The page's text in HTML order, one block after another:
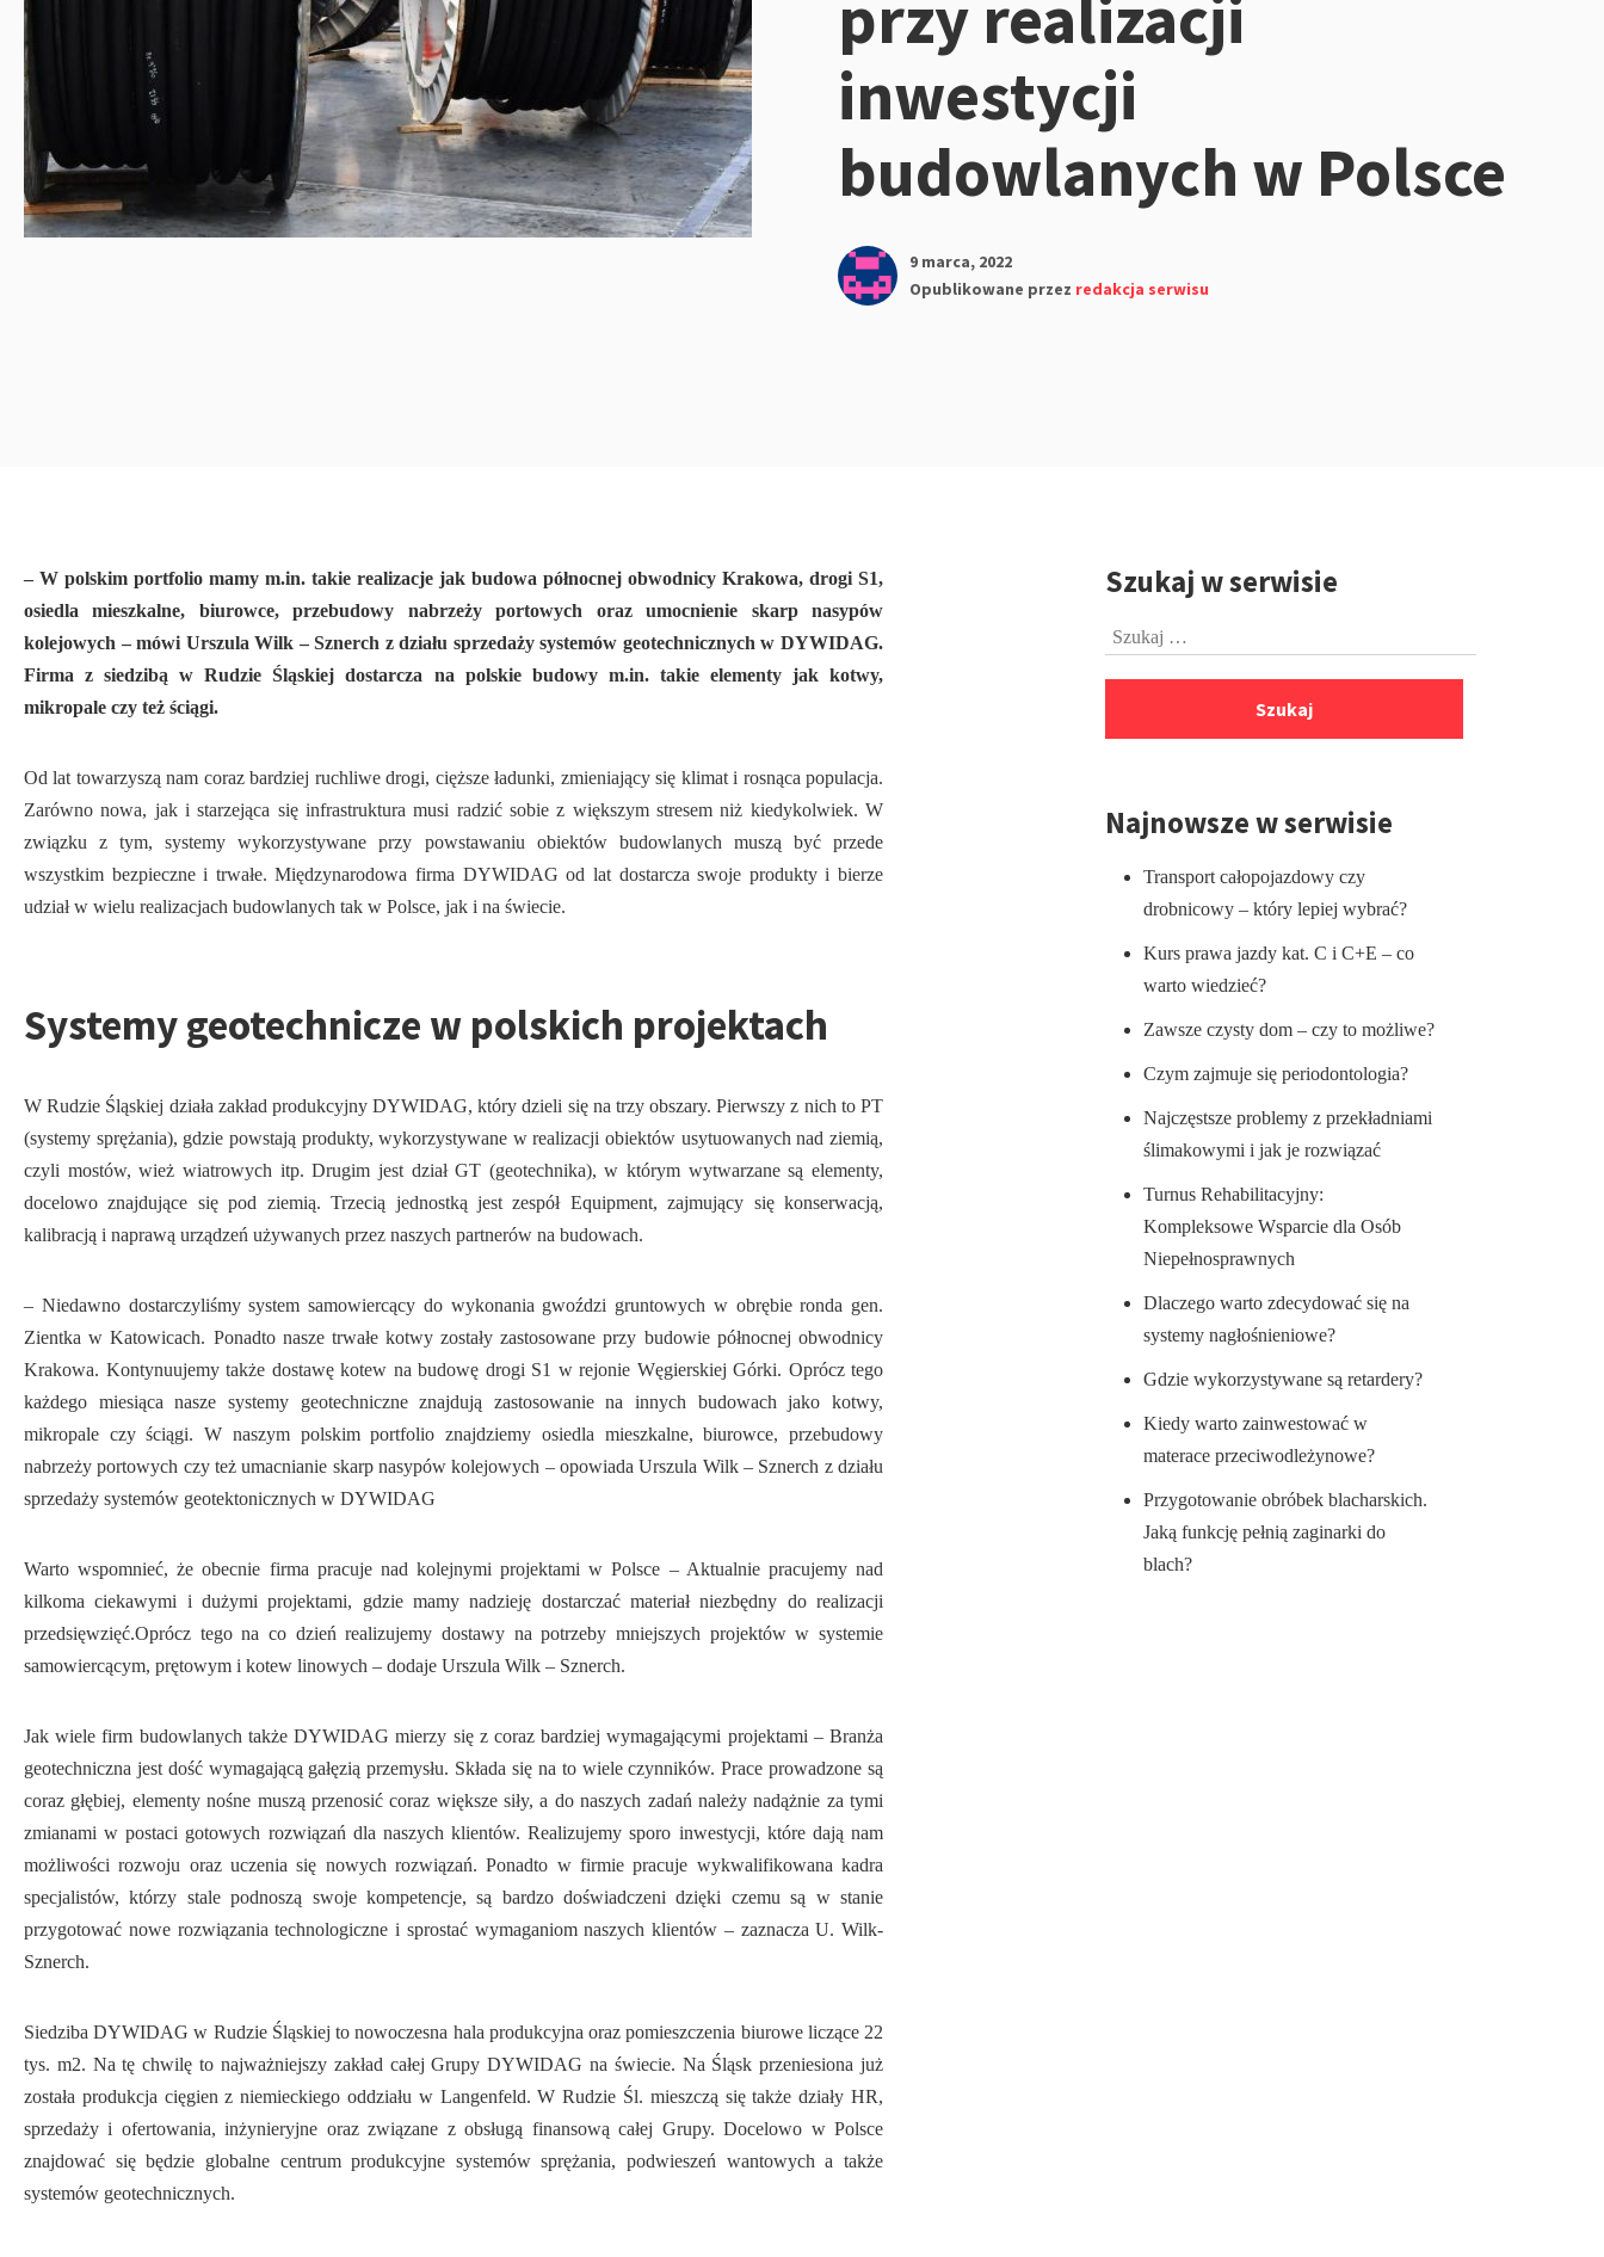
przy realizacji
inwestycji
budowlanych w Polsce
9 marca, 2022
Opublikowane przez redakcja serwisu
– W polskim portfolio mamy m.in. takie realizacje jak budowa północnej obwodnicy Krakowa, drogi S1,
osiedla mieszkalne, biurowce, przebudowy nabrzeży portowych oraz umocnienie skarp nasypów
kolejowych – mówi Urszula Wilk – Sznerch z działu sprzedaży systemów geotechnicznych w DYWIDAG.
Firma z siedzibą w Rudzie Śląskiej dostarcza na polskie budowy m.in. takie elementy jak kotwy,
mikropale czy też ściągi.
Od lat towarzyszą nam coraz bardziej ruchliwe drogi, cięższe ładunki, zmieniający się klimat i rosnąca populacja.
Zarówno nowa, jak i starzejąca się infrastruktura musi radzić sobie z większym stresem niż kiedykolwiek. W
związku z tym, systemy wykorzystywane przy powstawaniu obiektów budowlanych muszą być przede
wszystkim bezpieczne i trwałe. Międzynarodowa firma DYWIDAG od lat dostarcza swoje produkty i bierze
udział w wielu realizacjach budowlanych tak w Polsce, jak i na świecie.
Systemy geotechnicze w polskich projektach
W Rudzie Śląskiej działa zakład produkcyjny DYWIDAG, który dzieli się na trzy obszary. Pierwszy z nich to PT
(systemy sprężania), gdzie powstają produkty, wykorzystywane w realizacji obiektów usytuowanych nad ziemią,
czyli mostów, wież wiatrowych itp. Drugim jest dział GT (geotechnika), w którym wytwarzane są elementy,
docelowo znajdujące się pod ziemią. Trzecią jednostką jest zespół Equipment, zajmujący się konserwacją,
kalibracją i naprawą urządzeń używanych przez naszych partnerów na budowach.
– Niedawno dostarczyliśmy system samowiercący do wykonania gwoździ gruntowych w obrębie ronda gen.
Zientka w Katowicach. Ponadto nasze trwałe kotwy zostały zastosowane przy budowie północnej obwodnicy
Krakowa. Kontynuujemy także dostawę kotew na budowę drogi S1 w rejonie Węgierskiej Górki. Oprócz tego
każdego miesiąca nasze systemy geotechniczne znajdują zastosowanie na innych budowach jako kotwy,
mikropale czy ściągi. W naszym polskim portfolio znajdziemy osiedla mieszkalne, biurowce, przebudowy
nabrzeży portowych czy też umacnianie skarp nasypów kolejowych – opowiada Urszula Wilk – Sznerch z działu
sprzedaży systemów geotektonicznych w DYWIDAG
Warto wspomnieć, że obecnie firma pracuje nad kolejnymi projektami w Polsce – Aktualnie pracujemy nad
kilkoma ciekawymi i dużymi projektami, gdzie mamy nadzieję dostarczać materiał niezbędny do realizacji
przedsięwzięć.Oprócz tego na co dzień realizujemy dostawy na potrzeby mniejszych projektów w systemie
samowiercącym, prętowym i kotew linowych – dodaje Urszula Wilk – Sznerch.
Jak wiele firm budowlanych także DYWIDAG mierzy się z coraz bardziej wymagającymi projektami – Branża
geotechniczna jest dość wymagającą gałęzią przemysłu. Składa się na to wiele czynników. Prace prowadzone są
coraz głębiej, elementy nośne muszą przenosić coraz większe siły, a do naszych zadań należy nadążnie za tymi
zmianami w postaci gotowych rozwiązań dla naszych klientów. Realizujemy sporo inwestycji, które dają nam
możliwości rozwoju oraz uczenia się nowych rozwiązań. Ponadto w firmie pracuje wykwalifikowana kadra
specjalistów, którzy stale podnoszą swoje kompetencje, są bardzo doświadczeni dzięki czemu są w stanie
przygotować nowe rozwiązania technologiczne i sprostać wymaganiom naszych klientów – zaznacza U. Wilk-
Sznerch.
Siedziba DYWIDAG w Rudzie Śląskiej to nowoczesna hala produkcyjna oraz pomieszczenia biurowe liczące 22
tys. m2. Na tę chwilę to najważniejszy zakład całej Grupy DYWIDAG na świecie. Na Śląsk przeniesiona już
została produkcja cięgien z niemieckiego oddziału w Langenfeld. W Rudzie Śl. mieszczą się także działy HR,
sprzedaży i ofertowania, inżynieryjne oraz związane z obsługą finansową całej Grupy. Docelowo w Polsce
znajdować się będzie globalne centrum produkcyjne systemów sprężania, podwieszeń wantowych a także
systemów geotechnicznych.
PrzejdźSzukaj w serwisie
Szukaj:
Najnowsze w serwisie
Transport całopojazdowy czy
drobnicowy – który lepiej wybrać?
Kurs prawa jazdy kat. C i C+E – co
warto wiedzieć?
Zawsze czysty dom – czy to możliwe?
Czym zajmuje się periodontologia?
Najczęstsze problemy z przekładniami
ślimakowymi i jak je rozwiązać
Turnus Rehabilitacyjny:
Kompleksowe Wsparcie dla Osób
Niepełnosprawnych
Dlaczego warto zdecydować się na
systemy nagłośnieniowe?
Gdzie wykorzystywane są retardery?
Kiedy warto zainwestować w
materace przeciwodleżynowe?
Przygotowanie obróbek blacharskich.
Jaką funkcję pełnią zaginarki do
blach?